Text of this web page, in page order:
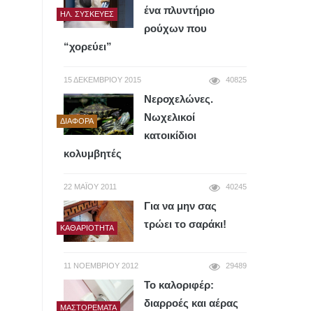
ΗΛ. ΣΥΣΚΕΥΈΣ
ένα πλυντήριο
ρούχων που
“χορεύει”
15 ΔΕΚΕΜΒΡΊΟΥ 2015 40825
ΔΙΆΦΟΡΑ
Νεροχελώνες.
Νωχελικοί
κατοικίδιοι
κολυμβητές
22 ΜΑΪ́ΟΥ 2011 40245
ΚΑΘΑΡΙΌΤΗΤΑ
Για να μην σας
τρώει το σαράκι!
11 ΝΟΕΜΒΡΊΟΥ 2012 29489
ΜΑΣΤΟΡΈΜΑΤΑ
Το καλοριφέρ:
διαρροές και αέρας